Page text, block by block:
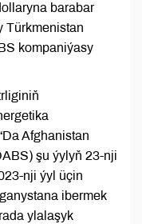
barabar
Türkmenistan
kompaniýasy
Afghanistan
şu ýylyň 23-nji
nji ýyl üçin
ibermek
ylalaşyk